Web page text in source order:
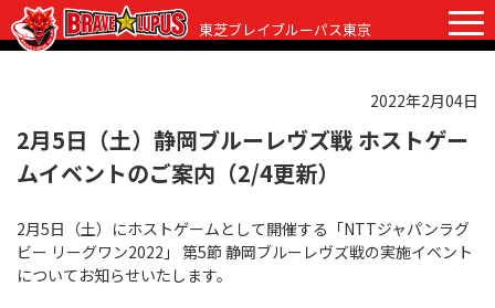
東芝ブレイブルーパス東京
チケット グッズ ファンクラブ 観戦ガイド
観戦ガイド
初めての観戦
ラグビーって何？
試合日程・結果
2022年2月04日
2月5日（土）静岡ブルーレヴズ戦 ホストゲー
ムイベントのご案内（2/4更新）
2月5日（土）にホストゲームとして開催する「NTTジャパンラグ
ビー リーグワン2022」 第5節 静岡ブルーレヴズ戦の実施イベント
についてお知らせいたします。